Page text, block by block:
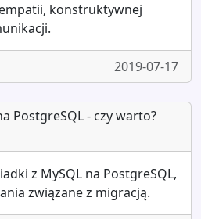
konstruktywnej
2019-07-17
PostgreSQL - czy warto?
z MySQL na PostgreSQL,
związane z migracją.